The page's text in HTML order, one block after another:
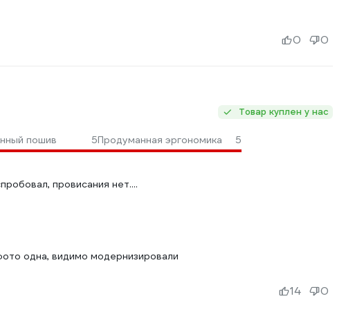
0 0
Товар куплен у нас
пошив 5Продуманная эргономика 5
провисания нет....
одна, видимо модернизировали
14 0